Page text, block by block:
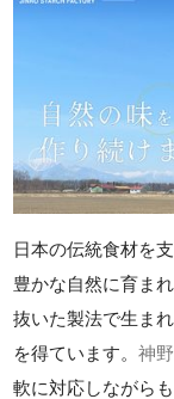
日本の伝統食材を
豊かな自然に育ま
抜いた製法で生ま
を得ています。神
軟に対応しながら